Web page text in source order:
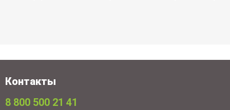
Контакты
8 800 500 21 41